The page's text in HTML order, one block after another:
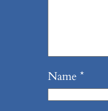
Name *